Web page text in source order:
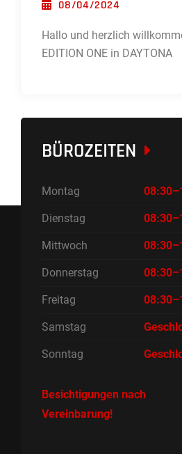
POSTED ON
08/04/2024
Hallo und herzlich
EDITION ONE in DAYTONA
BÜROZEITEN
Montag
Dienstag
Mittwoch
Donnerstag
Freitag
Samstag
Sonntag
Besichtigungen nach
Vereinbarung!